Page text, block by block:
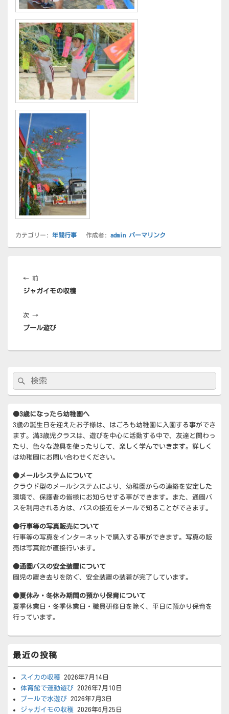
カテゴリー: 年間行事 作成者: admin パーマリンク
稿
ナ
ゲ
ー
← 前前
の
ジャガイモの収穫
次 →次
の
プール遊び
ン
ド
バ
ー
ウ
ェ
エ
リ
索:
検
索
●3歳になったら幼稚園へ
3歳の誕生日を迎えたお子様は、はごろも幼稚園に入園する事ができ
ます。満3歳児クラスは、遊びを中心に活動する中で、友達と関わっ
たり、色々な遊具を使ったりして、楽しく学んでいきます。詳しく
は幼稚園にお問い合わせください。
●メールシステムについて
クラウド型のメールシステムにより、幼稚園からの連絡を安定した
環境で、保護者の皆様にお知らせする事ができます。また、通園バ
スを利用される方は、バスの接近をメールで知ることができます。
●行事等の写真販売について
行事等の写真をインターネットで購入する事ができます。写真の販
売は写真館が直接行います。
●通園バスの安全装置について
園児の置き去りを防ぐ、安全装置の装着が完了しています。
●夏休み・冬休み期間の預かり保育について
夏季休業日・冬季休業日・職員研修日を除く、平日に預かり保育を
行っています。
最近の投稿
スイカの収穫 2026年7月14日
体育館で運動遊び 2026年7月10日
プールで水遊び 2026年7月3日
ジャガイモの収穫 2026年6月25日